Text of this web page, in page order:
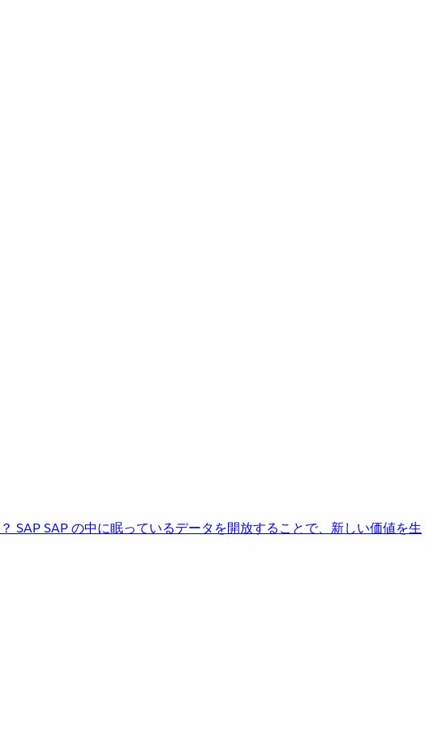
SAPSAP の中に眠っているデータを開放することで、新しい価値を生